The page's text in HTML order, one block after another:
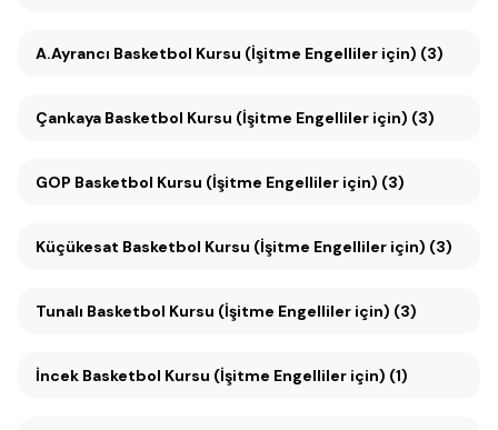
A.Ayrancı Basketbol Kursu (İşitme Engelliler için) (3)
Çankaya Basketbol Kursu (İşitme Engelliler için) (3)
GOP Basketbol Kursu (İşitme Engelliler için) (3)
Küçükesat Basketbol Kursu (İşitme Engelliler için) (3)
Tunalı Basketbol Kursu (İşitme Engelliler için) (3)
İncek Basketbol Kursu (İşitme Engelliler için) (1)